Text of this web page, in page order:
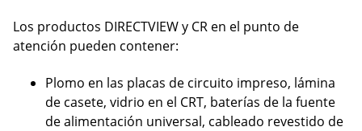
Los productos DIRECTVIEW y CR en el punto de
atención pueden contener:
Plomo en las placas de circuito impreso, lámina
de casete, vidrio en el CRT, baterías de la fuente
de alimentación universal, cableado revestido de